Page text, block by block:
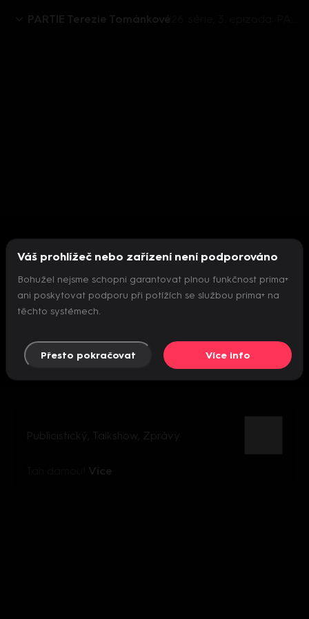
PARTIE Terezie Tománkové
Nepodařilo se inicializovat přehrávač
Publicistický Talkshow Zprávy
Více
Váš prohlížeč nebo zařízení není podporováno
Bohužel nejsme schopni garantovat plnou funkčnost prima+
ani poskytovat podporu při potížích se službou prima+ na
těchto systémech.
Přesto pokračovat Více info